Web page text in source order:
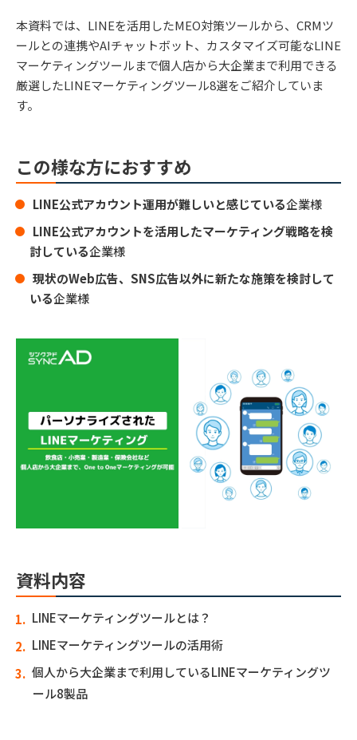
本資料では、LINEを活用したMEO対策ツールから、CRMツ
ールとの連携やAIチャットボット、カスタマイズ可能なLINE
マーケティングツールまで個人店から大企業まで利用できる
厳選したLINEマーケティングツール8選をご紹介していま
す。
この様な方におすすめ
LINE公式アカウント運用が難しいと感じている企業様
LINE公式アカウントを活用したマーケティング戦略を検
討している企業様
現状のWeb広告、SNS広告以外に新たな施策を検討して
いる企業様
資料内容
LINEマーケティングツールとは？
LINEマーケティングツールの活用術
個人から大企業まで利用しているLINEマーケティングツ
ール8製品